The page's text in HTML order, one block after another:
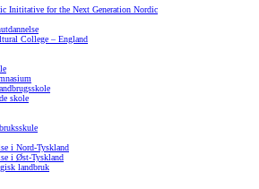
Inititative for the Next Generation Nordic
College – England
skole
i Nord-Tyskland
i Øst-Tyskland
landbruk